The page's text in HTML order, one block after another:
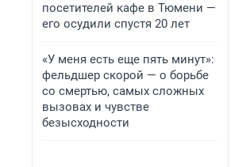
посетителей кафе в Тюмени —
его осудили спустя 20 лет
«У меня есть еще пять минут»:
фельдшер скорой — о борьбе
со смертью, самых сложных
вызовах и чувстве
безысходности